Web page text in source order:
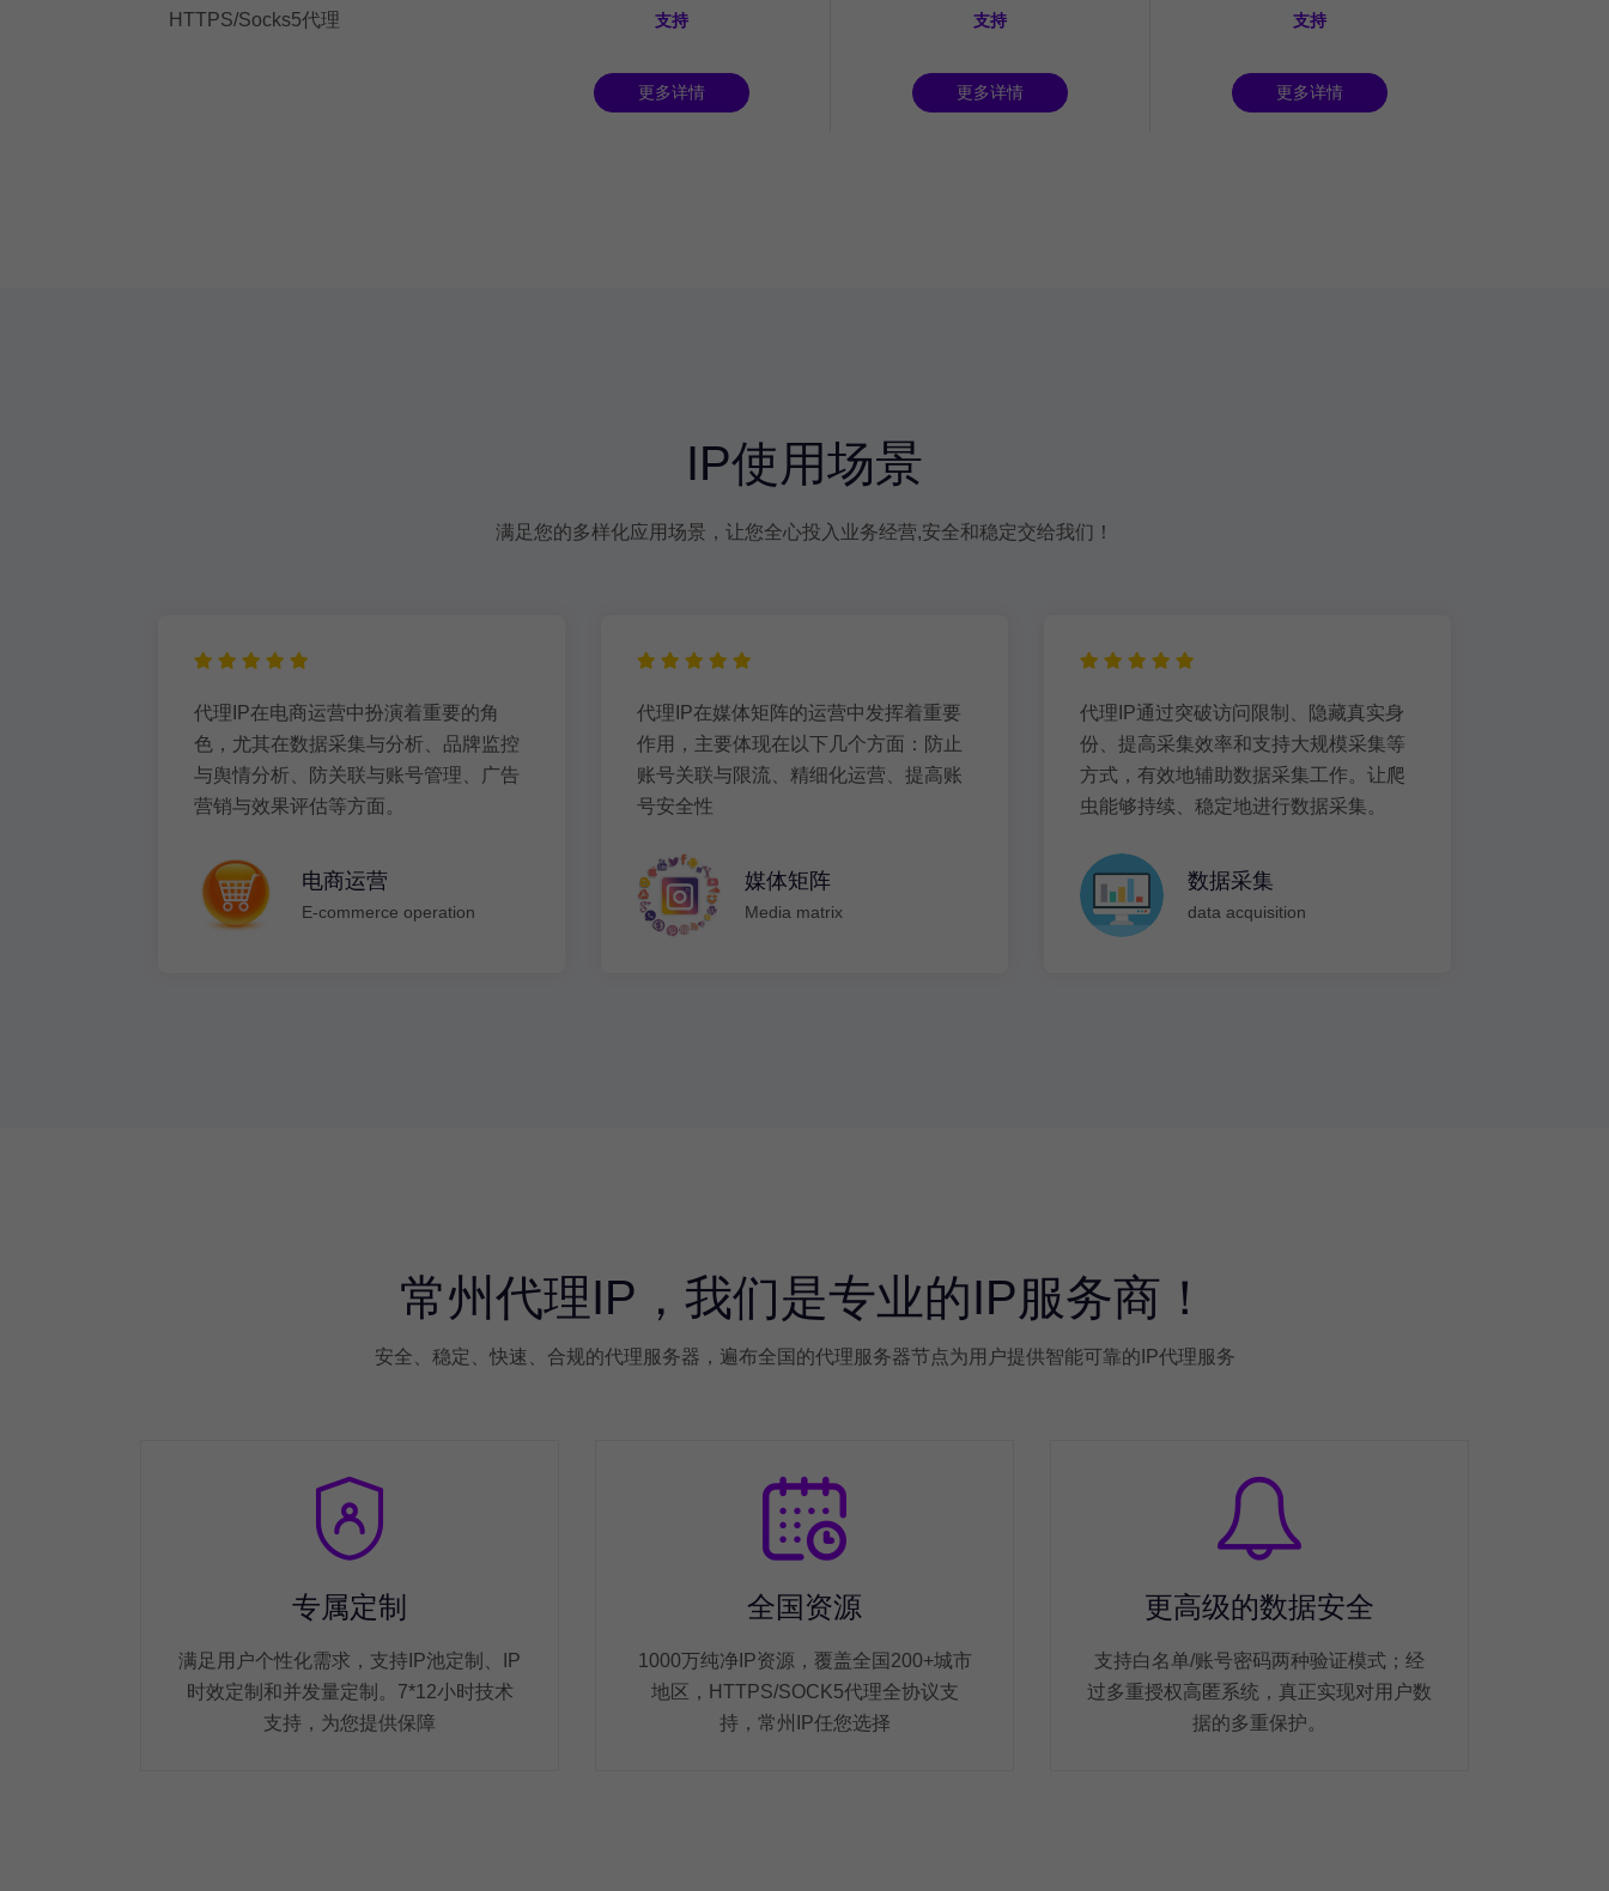
HTTPS/Socks5代理 支持 支持 支持
更多详情 更多详情 更多详情
IP使用场景
满足您的多样化应用场景，让您全心投入业务经营,安全和稳定交给我们！
代理IP在电商运营中扮演着重要的角
色，尤其在数据采集与分析、品牌监控
与舆情分析、防关联与账号管理、广告
营销与效果评估等方面。
电商运营
E-commerce operation
代理IP在媒体矩阵的运营中发挥着重要
作用，主要体现在以下几个方面：防止
账号关联与限流、精细化运营、提高账
号安全性
媒体矩阵
Media matrix
代理IP通过突破访问限制、隐藏真实身
份、提高采集效率和支持大规模采集等
方式，有效地辅助数据采集工作。让爬
虫能够持续、稳定地进行数据采集。
数据采集
data acquisition
常州代理IP，我们是专业的IP服务商！
安全、稳定、快速、合规的代理服务器，遍布全国的代理服务器节点为用户提供智能可靠的IP代理服务
专属定制
满足用户个性化需求，支持IP池定制、IP
时效定制和并发量定制。7*12小时技术
支持，为您提供保障
全国资源
1000万纯净IP资源，覆盖全国200+城市
地区，HTTPS/SOCK5代理全协议支
持，常州IP任您选择
更高级的数据安全
支持白名单/账号密码两种验证模式；经
过多重授权高匿系统，真正实现对用户数
据的多重保护。